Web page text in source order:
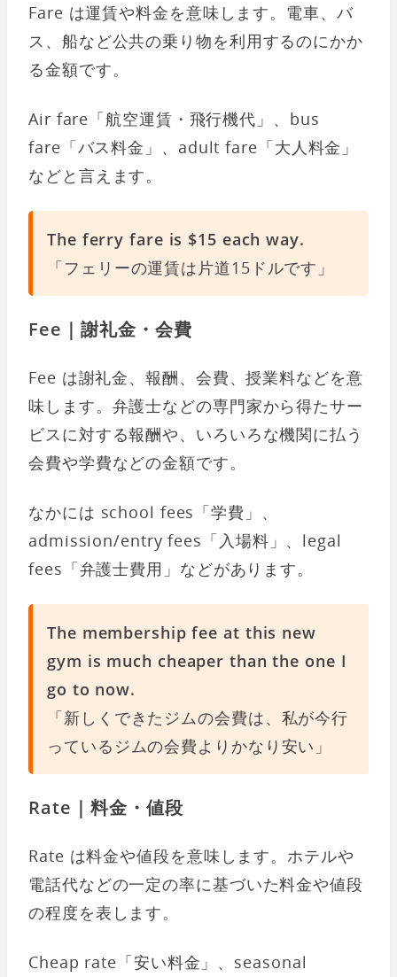
Fare は運賃や料金を意味します。電車、バ
ス、船など公共の乗り物を利用するのにかか
る金額です。
Air fare「航空運賃・飛行機代」、bus
fare「バス料金」、adult fare「大人料金」
などと言えます。
The ferry fare is $15 each way.
「フェリーの運賃は片道15ドルです」
Fee｜謝礼金・会費
Fee は謝礼金、報酬、会費、授業料などを意
味します。弁護士などの専門家から得たサー
ビスに対する報酬や、いろいろな機関に払う
会費や学費などの金額です。
なかには school fees「学費」、
admission/entry fees「入場料」、legal
fees「弁護士費用」などがあります。
The membership fee at this new
gym is much cheaper than the one I
go to now.
「新しくできたジムの会費は、私が今行
っているジムの会費よりかなり安い」
Rate｜料金・値段
Rate は料金や値段を意味します。ホテルや
電話代などの一定の率に基づいた料金や値段
の程度を表します。
Cheap rate「安い料金」、seasonal